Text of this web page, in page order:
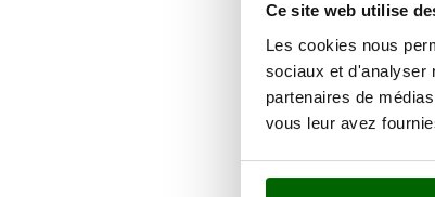
Ce site web utilise
Les cookies nous
sociaux et d'analyser
partenaires de
vous leur avez